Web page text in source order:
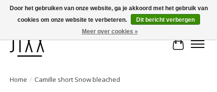
Voor 14.00 uur besteld, vandaag verstuurd | Gratis verzending vanaf € 75
Home / Camille short Snow bleached
Door het gebruiken van onze website, ga je akkoord met het gebruik van
cookies om onze website te verbeteren.
Dit bericht verbergen
Meer over cookies »